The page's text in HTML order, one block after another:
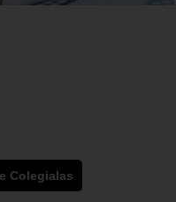
Colegialas